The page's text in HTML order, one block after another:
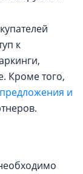
к
Кроме того,
и